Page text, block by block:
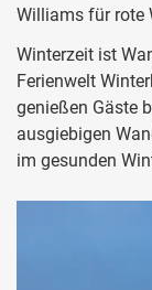
Williams für rote
Winterzeit ist
Ferienwelt
genießen Gäste
ausgiebigen
im gesunden